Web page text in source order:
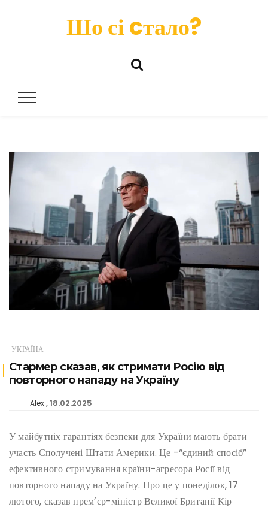
Шо сі cтало?
УКРАЇНА
Стармер сказав, як стримати Росію від
повторного нападу на Україну
Alex 18.02.2025
У майбутніх гарантіях безпеки для України мають брати
участь Сполучені Штати Америки. Це -“єдиний спосіб”
ефективного стримування країни-агресора Росії від
повторного нападу на Україну. Про це у понеділок, 17
лютого, сказав премʼєр-міністр Великої Британії Кір